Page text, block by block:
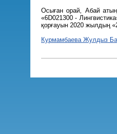
Осыған орай, Абай
«6D021300 -
қорғауын 2020 жылдың
Курмамбаева Жулдыз